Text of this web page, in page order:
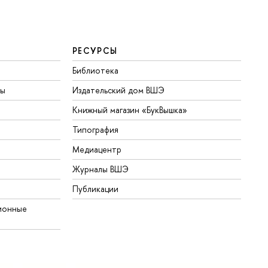
РЕСУРСЫ
Библиотека
Издательский дом ВШЭ
Книжный магазин «БукВышка»
Типография
Медиацентр
Журналы ВШЭ
Публикации